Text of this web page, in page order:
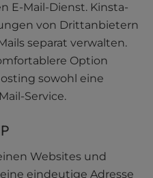
E-Mail-Dienst. Kinsta-
von Drittanbietern
separat verwalten.
Option
sowohl eine
Service.
Websites und
eindeutige Adresse